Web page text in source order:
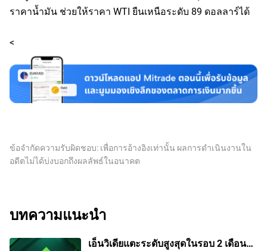
ราคาน้ำมัน ช่วยให้ราคา WTI ยืนเหนือระดับ 89 ดอลลาร์ได้
<
ข้อจำกัดความรับผิดชอบ: เพื่อการอ้างอิงเท่านั้น ผลการดำเนินงานใน
อดีตไม่ได้บ่งบอกถึงผลลัพธ์ในอนาคต
บทความแนะนำ
เอ็นวิเดียแตะระดับสูงสุดในรอบ 2 เดือน